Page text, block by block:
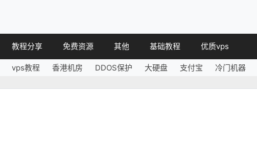
教程分享
VPS教程
免费资源
免费空间
其他
简讯
基础教程 优质vps
vps教程 香港机房 DDOS保护 大硬盘 支付宝 冷门机器